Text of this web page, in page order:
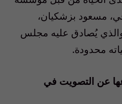
مسعود بزشكيان،
يُصادق عليه مجلس
محدودة.
عن التصويت في